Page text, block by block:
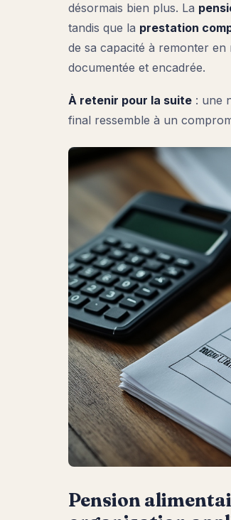
désormais bien plus. La
tandis que la prestation
de sa capacité à remonter en
documentée et encadrée.
À retenir pour la suite : une
final ressemble à un
Pension